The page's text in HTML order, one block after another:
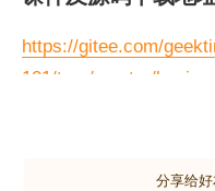
https://gitee.com/
101/tree/master/
分享给